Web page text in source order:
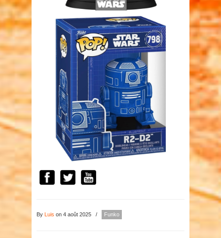
By Luis on 4 août 2025 / Funko